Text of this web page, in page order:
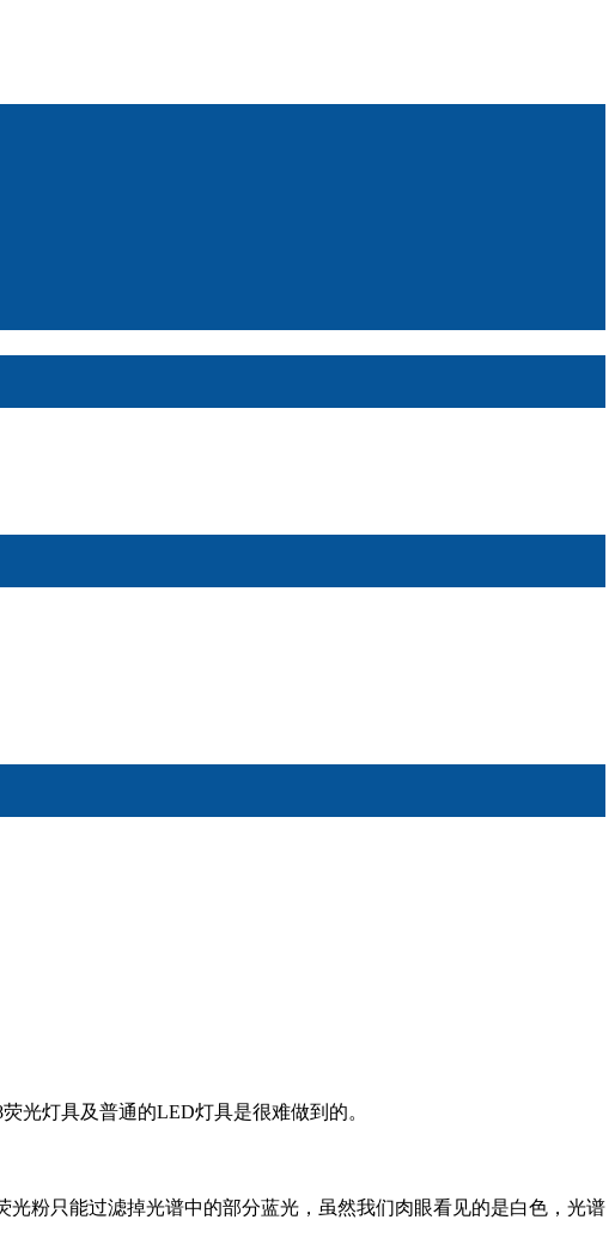
光灯具及普通的LED灯具是很难做到的。
粉只能过滤掉光谱中的部分蓝光，虽然我们肉眼看见的是白色，光谱